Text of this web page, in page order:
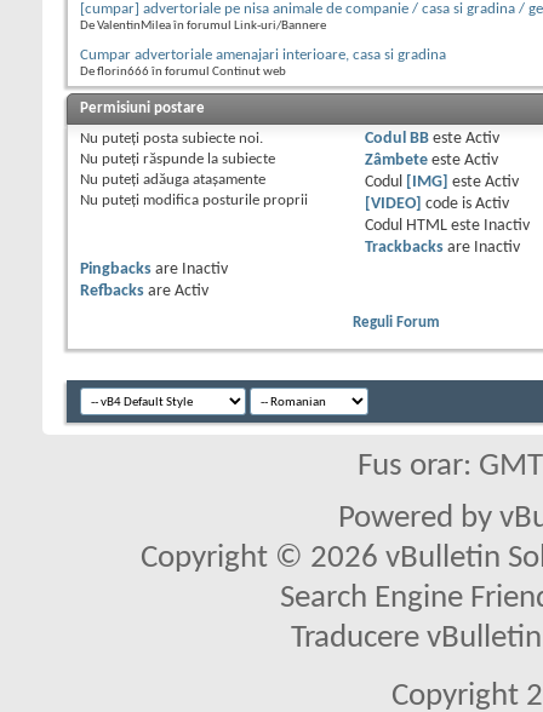
[cumpar] advertoriale pe nisa animale de companie / casa si gradina /
De ValentinMilea în forumul Link-uri/Bannere
Cumpar advertoriale amenajari interioare, casa si gradina
De florin666 în forumul Continut web
Permisiuni postare
Nu puteţi posta subiecte noi.
Nu puteţi răspunde la subiecte
Nu puteţi adăuga ataşamente
Nu puteţi modifica posturile proprii
Codul BBeste Activ
Zâmbeteeste Activ
Codul
[IMG] este Activ
[VIDEO]
code is Activ
Codul HTML este
Inactiv
Trackbacksare
Inactiv
Pingbacks are
Inactiv
Refbacks are Activ
Reguli Forum
Fus orar:
Powered by
Copyright © 2026 vBulletin
Search Engine
Traducere
Copyright